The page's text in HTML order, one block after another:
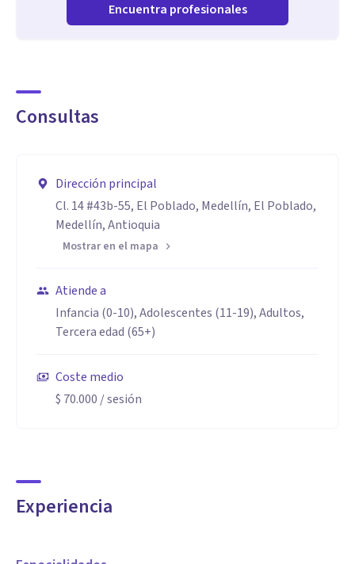
Terapia infantil
Aptitudes
para ayudar en diferentes tipos de trastornos mentales,
Mi Gran pasión como profesional es ser prosocial, para
ayudar a su bienestar cognitivo y conductual y así cada uno
de sí mismo y amor propio para saber enfrentar cada
situación cotidiana, con un buen procedimiento psicológico
desde lo cognitivo conductual.
Encuentra profesionales
Consultas
Dirección principal
Cl. 14 #43b-55, El Poblado, Medellín, El Poblado,
Medellín, Antioquia
Mostrar en el mapa
Atiende a
Infancia (0-10), Adolescentes (11-19), Adultos,
Tercera edad (65+)
Coste medio
$ 70.000 / sesión
Experiencia